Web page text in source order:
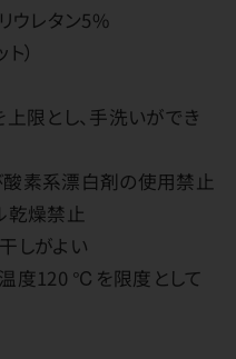
ウレタン5%
）
限とし、手洗いができ
酸素系漂白剤の使用禁止
乾燥禁止
しがよい
温度120 ℃を限度として